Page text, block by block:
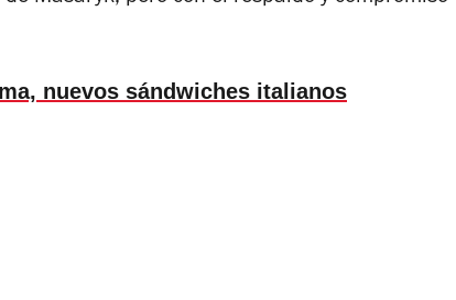
nuevos sándwiches italianos